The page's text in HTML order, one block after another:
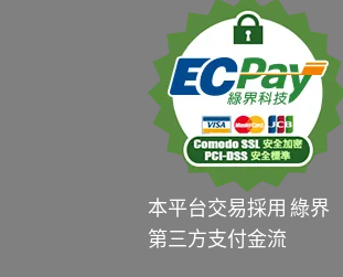
本平台交易採用 綠界
第三方支付金流